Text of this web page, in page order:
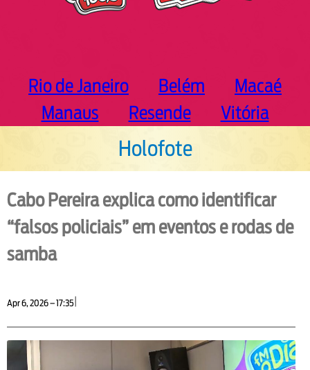
Rio de Janeiro Belém
Macaé
Manaus
Resende Vitória
Holofote
Cabo Pereira explica como identificar
“falsos policiais” em eventos e rodas de
samba
Apr 6, 2026 – 17:35